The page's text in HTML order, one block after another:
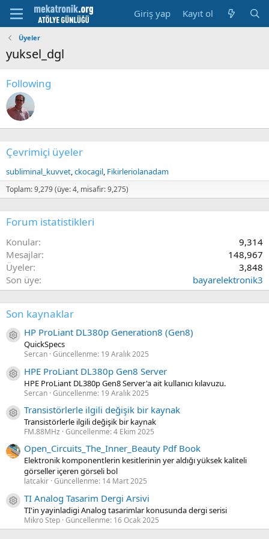
Giriş yap Kayıt ol
Üyeler
yuksel_dgl
Following
Çevrimiçi üyeler
subliminal_kuvvet ckocagil Fikirleriolanadam
Toplam: 9,279 (üye: 4, misafir: 9,275)
Forum istatistikleri
Konular
9,314
Mesajlar
148,967
Üyeler
3,848
Son üye
bayarelektronik3
Son kaynaklar
Kaynak ikon/amblem
HP ProLiant DL380p Generation8 (Gen8)
QuickSpecs
Sercan Güncellenme: 19 Aralık 2025
Kaynak ikon/amblem
HPE ProLiant DL380p Gen8 Server
HPE ProLiant DL380p Gen8 Server'a ait kullanıcı kılavuzu.
Sercan Güncellenme: 19 Aralık 2025
Kaynak ikon/amblem
Transistörlerle ilgili değişik bir kaynak
Transistörlerle ilgili değişik bir kaynak
FM.88MHz Güncellenme:4 Ekim 2025
Open_Circuits_The_Inner_Beauty Pdf Book
Elektronik komponentlerin kesitlerinin yer aldığı yüksek kaliteli
görseller içeren görseli bol
latcakir Güncellenme: 14 Mart 2025
Kaynak ikon/amblem
TI Analog Tasarim Dergi Arsivi
TI'in yayinladigi Analog tasarimlar konusunda dergi serisi
Mikro Step Güncellenme: 16 Ocak 2025